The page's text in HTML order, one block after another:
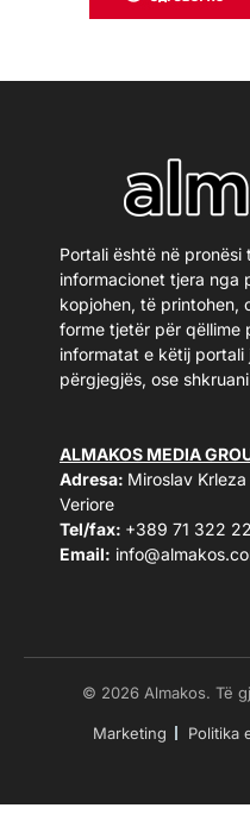
Portali është në
informacionet tjera nga
kopjohen, të printohen,
forme tjetër për qëllime
informatat e këtij
përgjegjës, ose
ALMAKOS MEDIA
Adresa: Miroslav
Veriore
Tel/fax: +389 71 322
Email:
© 2026 Almakos. Të
Marketing Politika